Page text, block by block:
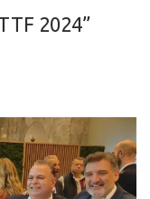
2024”